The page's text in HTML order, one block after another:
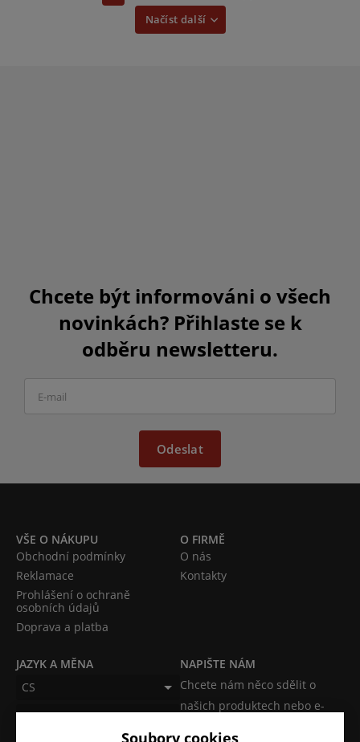
Načíst další
Chcete být informováni o všech
novinkách? Přihlaste se k
odběru newsletteru.
Odeslat
VŠE O NÁKUPU
Obchodní podmínky
Reklamace
Prohlášení o ochraně
osobních údajů
Doprava a platba
O FIRMĚ
O nás
Kontakty
JAZYK A MĚNA
CS
CZK (Kč)
NAPIŠTE NÁM
Chcete nám něco sdělit o
našich produktech nebo e-